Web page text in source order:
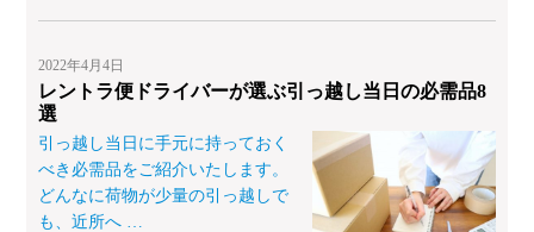
2022年4月4日
レントラ便ドライバーが選ぶ引っ越し当日の必需品8
選
引っ越し当日に手元に持っておく
べき必需品をご紹介いたします。
どんなに荷物が少量の引っ越しで
も、近所へ